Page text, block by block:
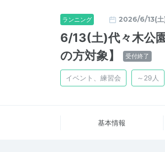
ランニング 2026/6/13(土
6/13(土)代々木公
の方対象】
受付終了
イベント、練習会 ～29人
基本情報